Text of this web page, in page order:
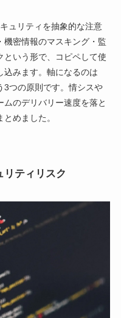
ュリティを抽象的な注意
機密情報のマスキング・監
という形で、コピペして使
込みます。軸になるのは
3つの原則です。情シスや
のデリバリー速度を落と
めました。
リティリスク